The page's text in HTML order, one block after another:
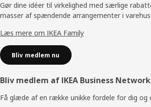
Gør dine idéer til virkelighed med særlige
masser af spændende arrangementer i
Læs mere om IKEA Family
Bliv medlem nu
Bliv medlem af IKEA Business Network
Få glæde af en række unikke fordele for dig og